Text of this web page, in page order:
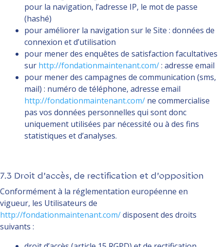
pour la navigation, l’adresse IP, le mot de passe
(hashé)
pour améliorer la navigation sur le Site : données de
connexion et d’utilisation
pour mener des enquêtes de satisfaction facultatives
sur http://fondationmaintenant.com/: adresse email
pour mener des campagnes de communication (sms,
mail) : numéro de téléphone, adresse email
http://fondationmaintenant.com/ ne commercialise
pas vos données personnelles qui sont donc
uniquement utilisées par nécessité ou à des fins
statistiques et d’analyses.
7.3 Droit d’accès, de rectification et d’opposition
Conformément à la réglementation européenne en
vigueur, les Utilisateurs de
http://fondationmaintenant.com/disposent des droits
suivants :